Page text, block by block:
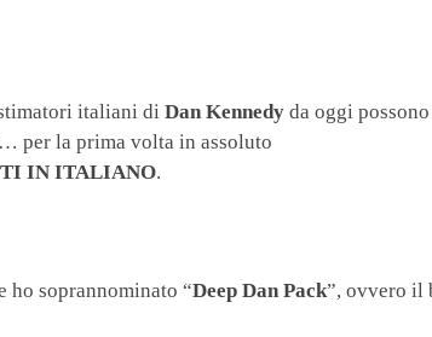
italiani diDan Kennedy da oggi
… per la prima volta in assoluto
IN ITALIANO.
ho soprannominato “Deep Dan Pack”, ovvero il